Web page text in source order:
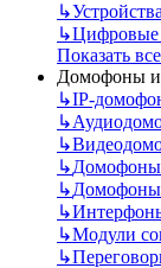
↳
↳Цифровые
Показать
Домофоны и
↳IP-
↳
↳
↳Домофоны
↳
↳
↳Модули
↳